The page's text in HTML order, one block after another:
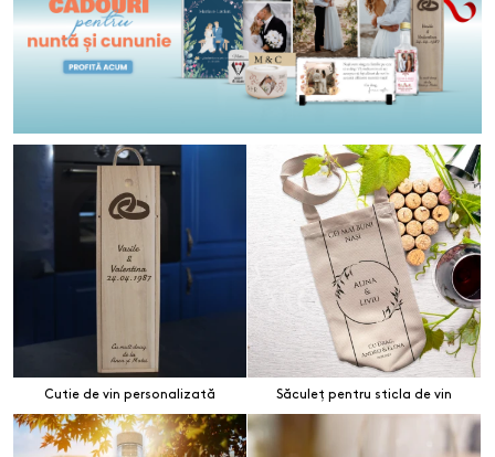
Cutie de vin personalizată Săculeț pentru sticla de vin